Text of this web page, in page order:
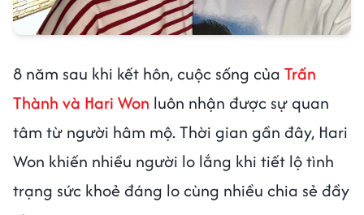
8 năm sau khi kết hôn, cuộc sống của Trấn
Thành và Hari Won luôn nhận được sự quan
tâm từ người hâm mộ. Thời gian gần đây, Hari
Won khiến nhiều người lo lắng khi tiết lộ tình
trạng sức khoẻ đáng lo cùng nhiều chia sẻ đầy